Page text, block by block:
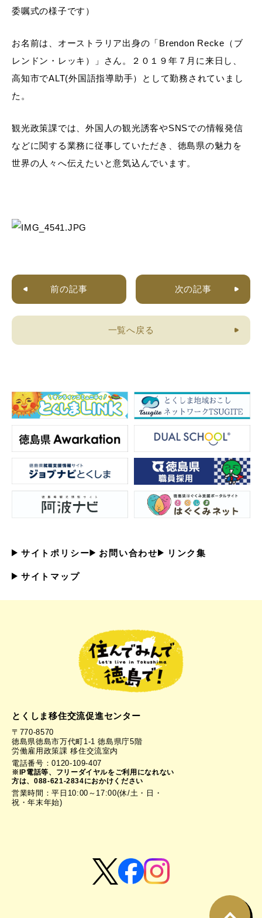
委嘱式の様子です）
お名前は、オーストラリア出身の「Brendon Recke（ブ
レンドン・レッキ）」さん。２０１９年７月に来日し、
高知市でALT(外国語指導助手）として勤務されていまし
た。
観光政策課では、外国人の観光誘客やSNSでの情報発信
などに関する業務に従事していただき、徳島県の魅力を
世界の人々へ伝えたいと意気込んでいます。
前の記事 次の記事
一覧へ戻る
サイトポリシー お問い合わせ リンク集
サイトマップ
とくしま移住交流促進センター
〒770-8570
徳島県徳島市万代町1-1 徳島県庁5階
労働雇用政策課 移住交流室内
電話番号：0120-109-407
※IP電話等、フリーダイヤルをご利用になれない
方は、088-621-2834におかけください
営業時間：平日10:00～17:00(休/土・日・
祝・年末年始)